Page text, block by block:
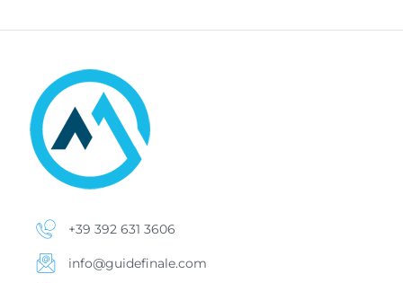
+39 392 631 3606
info@guidefinale.com